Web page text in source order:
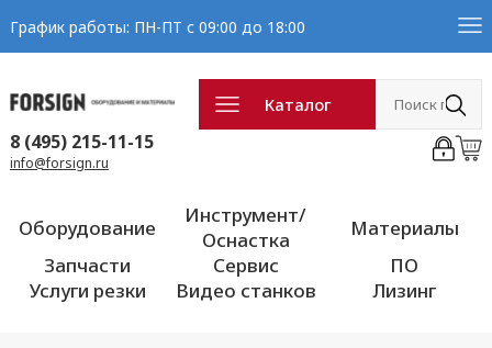
График работы: ПН-ПТ с 09:00 до 18:00
Каталог
8 (495) 215-11-15
info@forsign.ru
Оборудование
Инструмент/
Оснастка
Материалы
Запчасти
Сервис
ПО
Услуги резки
Видео станков Лизинг